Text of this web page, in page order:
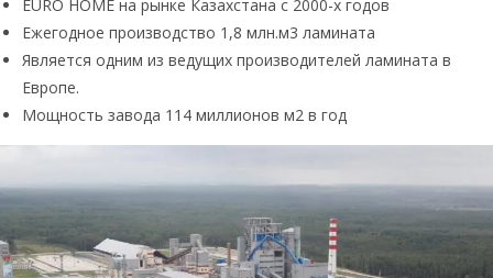
EURO HOME на рынке Казахстана с 2000-х годов
Ежегодное производство 1,8 млн.м3 ламината
Является одним из ведущих производителей ламината в
Европе.
Мощность завода 114 миллионов м2 в год